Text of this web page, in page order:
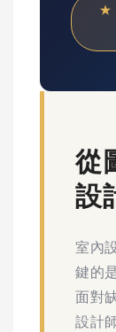
★
從
設
室內
鍵的
面對
設計